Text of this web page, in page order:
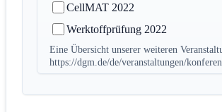
CellMAT 2022
Werktoffprüfung 2022
Eine Übersicht unserer weiteren
https://dgm.de/de/veranstaltungen/